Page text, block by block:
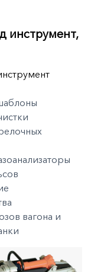
инструмент,
вагона и